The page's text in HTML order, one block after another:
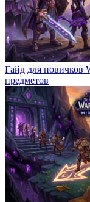
Гайд для новичков
предметов